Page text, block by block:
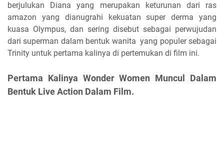
berjulukan Diana yang merupakan keturunan dari ras
amazon yang dianugrahi kekuatan super derma yang
kuasa Olympus, dan sering disebut sebagai perwujudan
dari superman dalam bentuk wanita yang populer sebagai
Trinity untuk pertama kalinya di pertemukan di film ini.
Pertama Kalinya Wonder Women Muncul Dalam
Bentuk Live Action Dalam Film.